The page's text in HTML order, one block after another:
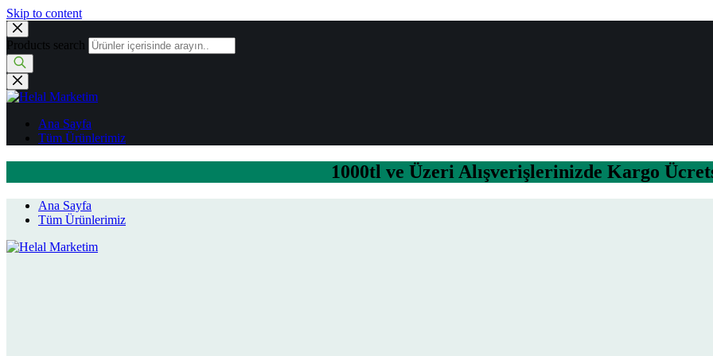
Skip to content
Products search
Ana Sayfa
Tüm Ürünlerimiz
1000tl ve Üzeri Alışverişlerinizde Kargo
Ana Sayfa
Tüm Ürünlerimiz